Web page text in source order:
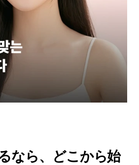
なら、どこから始